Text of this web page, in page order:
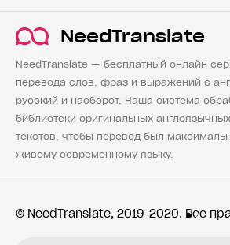
NeedTranslate
NeedTranslate — бесплатный онлайн
перевода слов, фраз и выражений с
русский и наоборот. Наша система
библиотеки оригинальных
текстов, чтобы перевод был
живому современному языку.
© NeedTranslate, 2019-2020. Все